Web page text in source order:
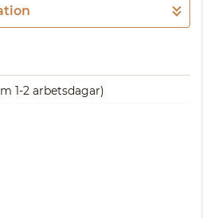
till kassan
1-2 arbetsdagar)